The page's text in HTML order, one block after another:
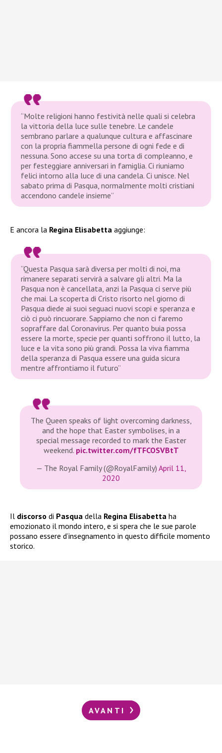
“Molte religioni hanno festività nelle quali si celebra
la vittoria della luce sulle tenebre. Le candele
sembrano parlare a qualunque cultura e affascinare
con la propria fiammella persone di ogni fede e di
nessuna. Sono accese su una torta di compleanno, e
per festeggiare anniversari in famiglia. Ci riuniamo
felici intorno alla luce di una candela. Ci unisce. Nel
sabato prima di Pasqua, normalmente molti cristiani
accendono candele insieme”
E ancora la Regina Elisabetta aggiunge:
“Questa Pasqua sarà diversa per molti di noi, ma
rimanere separati servirà a salvare gli altri. Ma la
Pasqua non è cancellata, anzi la Pasqua ci serve più
che mai. La scoperta di Cristo risorto nel giorno di
Pasqua diede ai suoi seguaci nuovi scopi e speranza e
ciò ci può rincuorare. Sappiamo che non ci faremo
sopraffare dal Coronavirus. Per quanto buia possa
essere la morte, specie per quanti soffrono il lutto, la
luce e la vita sono più grandi. Possa la viva fiamma
della speranza di Pasqua essere una guida sicura
mentre affrontiamo il futuro”
The Queen speaks of light overcoming darkness,
and the hope that Easter symbolises, in a
special message recorded to mark the Easter
weekend. pic.twitter.com/fTFCOSVBtT
— The Royal Family (@RoyalFamily) April 11,
2020
Il discorso di Pasqua della Regina Elisabetta ha
emozionato il mondo intero, e si spera che le sue parole
possano essere d’insegnamento in questo difficile momento
storico.
AVANTI